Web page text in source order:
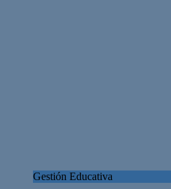
Gestión Educativa